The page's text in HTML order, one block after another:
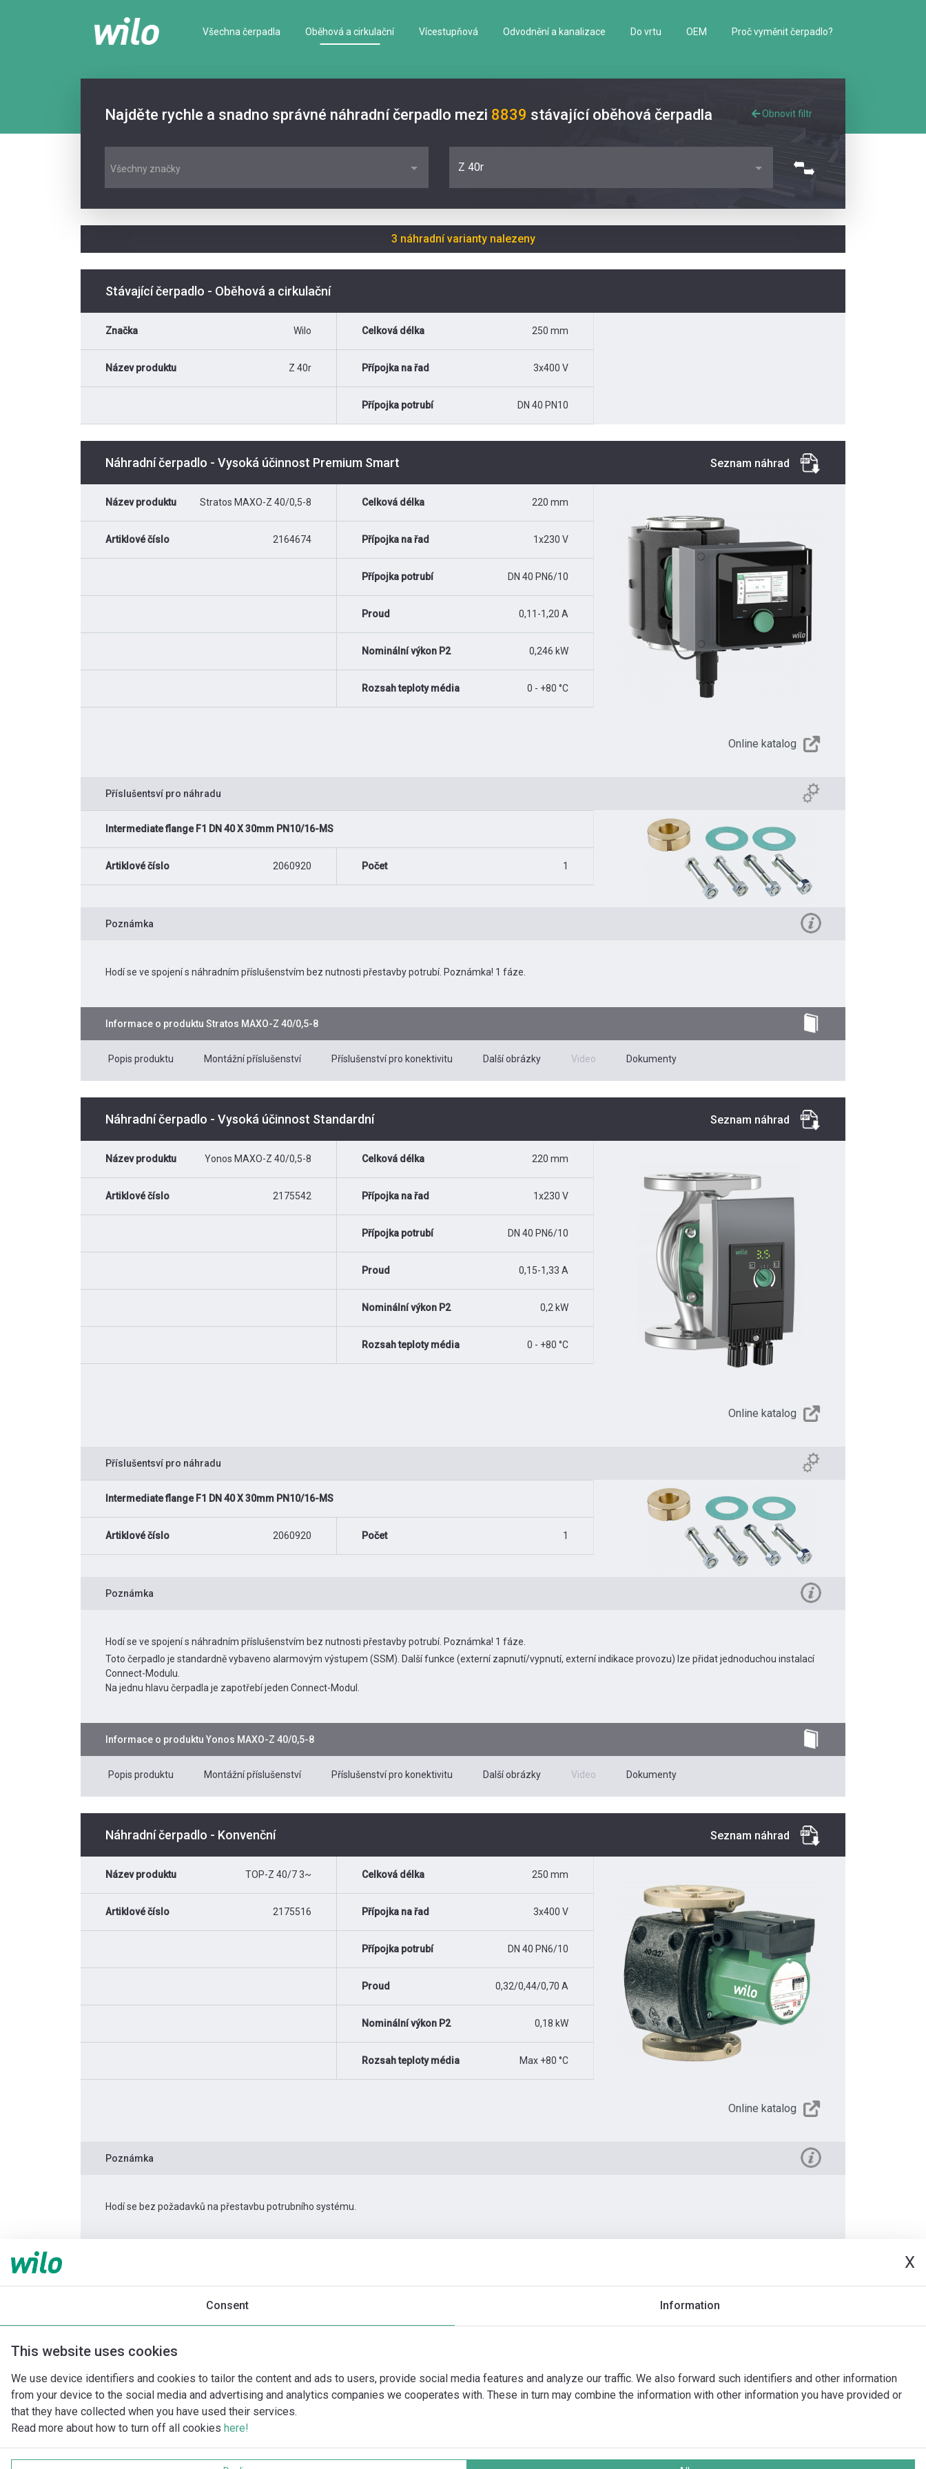
X
Consent Information
This website uses cookies
We use device identifiers and cookies to tailor the content and ads to users, provide social media features and analyze our traffic. We also forward such identifiers and other information
from your device to the social media and advertising and analytics companies we cooperates with. These in turn may combine the information with other information you have provided or
that they have collected when you have used their services.
Read more about how to turn off all cookies here!
Všechna čerpadla Oběhová a cirkulační Vícestupňová Odvodnění a kanalizace Do vrtu OEM Proč vyměnit čerpadlo?
Najděte rychle a snadno správné náhradní čerpadlo mezi 8839 stávající oběhová čerpadla Obnovit filtr
Všechny značky Z 40r
3 náhradní varianty nalezeny
Stávající čerpadlo - Oběhová a cirkulační
Značka Wilo
Název produktu Z 40r
Celková délka 250 mm
Přípojka na řad 3x400 V
Přípojka potrubí DN 40 PN10
Náhradní čerpadlo - Vysoká účinnost Premium Smart Seznam náhrad
Název produktu Stratos MAXO-Z 40/0,5-8
Artiklové číslo 2164674
Celková délka 220 mm
Přípojka na řad 1x230 V
Přípojka potrubí DN 40 PN6/10
Proud 0,11-1,20 A
Nominální výkon P2 0,246 kW
Rozsah teploty média 0 - +80 °C
Online katalog
Příslušentsví pro náhradu
Intermediate flange F1 DN 40 X 30mm PN10/16-MS
Artiklové číslo 2060920 Počet 1
Poznámka
Hodí se ve spojení s náhradním příslušenstvím bez nutnosti přestavby potrubí. Poznámka! 1 fáze.
Informace o produktu Stratos MAXO-Z 40/0,5-8
Popis produktu Montážní příslušenství Příslušenství pro konektivitu Další obrázky Video Dokumenty
Náhradní čerpadlo - Vysoká účinnost Standardní Seznam náhrad
Název produktu Yonos MAXO-Z 40/0,5-8
Artiklové číslo 2175542
Celková délka 220 mm
Přípojka na řad 1x230 V
Přípojka potrubí DN 40 PN6/10
Proud 0,15-1,33 A
Nominální výkon P2 0,2 kW
Rozsah teploty média 0 - +80 °C
Online katalog
Příslušentsví pro náhradu
Intermediate flange F1 DN 40 X 30mm PN10/16-MS
Artiklové číslo 2060920 Počet 1
Poznámka
Hodí se ve spojení s náhradním příslušenstvím bez nutnosti přestavby potrubí. Poznámka! 1 fáze.
Toto čerpadlo je standardně vybaveno alarmovým výstupem (SSM). Další funkce (externí zapnutí/vypnutí, externí indikace provozu) lze přidat jednoduchou instalací
Connect-Modulu.
Na jednu hlavu čerpadla je zapotřebí jeden Connect-Modul.
Informace o produktu Yonos MAXO-Z 40/0,5-8
Popis produktu Montážní příslušenství Příslušenství pro konektivitu Další obrázky Video Dokumenty
Náhradní čerpadlo - Konvenční Seznam náhrad
Název produktu TOP-Z 40/7 3~
Artiklové číslo 2175516
Celková délka 250 mm
Přípojka na řad 3x400 V
Přípojka potrubí DN 40 PN6/10
Proud 0,32/0,44/0,70 A
Nominální výkon P2 0,18 kW
Rozsah teploty média Max +80 °C
Online katalog
Poznámka
Hodí se bez požadavků na přestavbu potrubního systému.